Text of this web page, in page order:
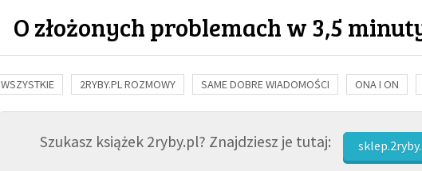
O złożonych problemach w 3,5
WSZYSTKIE 2RYBY.PL ROZMOWY SAME DOBRE WIADOMOŚCI ONA I ON
BUDOWANIE WIĘZI RODZINA NAUKA BIBLIA KOBIETA MĘŻCZYZNA
ADOPCJASzukasz książek 2ryby.pl? Znajdziesz je tutaj: